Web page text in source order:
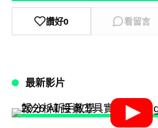
讚好0 看留言
最新影片